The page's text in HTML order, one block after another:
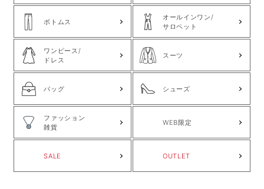
ボトムス
オールインワン/
サロペット
ワンピース/
ドレス
スーツ
バッグ シューズ
ファッション
雑貨
WEB限定
SALE OUTLET